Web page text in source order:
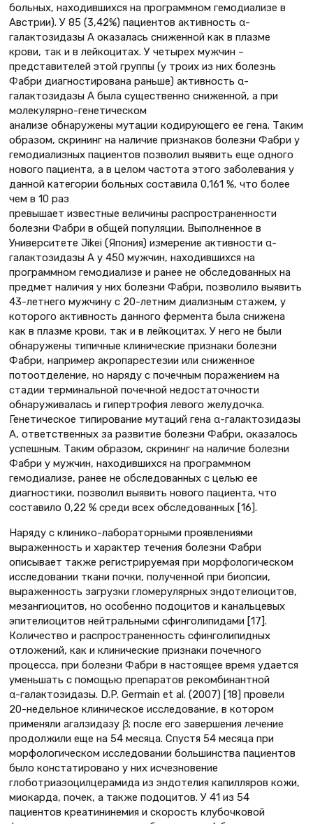
больных, находившихся на программном гемодиализе в
Австрии). У 85 (3,42%) пациентов активность α-
галактозидазы А оказалась сниженной как в плазме
крови, так и в лейкоцитах. У четырех мужчин –
представителей этой группы (у троих из них болезнь
Фабри диагностирована раньше) активность α-
галактозидазы А была существенно сниженной, а при
молекулярно-генетическом
анализе обнаружены мутации кодирующего ее гена. Таким
образом, скрининг на наличие признаков болезни Фабри у
гемодиализных пациентов позволил выявить еще одного
нового пациента, а в целом частота этого заболевания у
данной категории больных составила 0,161 %, что более
чем в 10 раз
превышает известные величины распространенности
болезни Фабри в общей популяции. Выполненное в
Университете Jikei (Япония) измерение активности α-
галактозидазы А у 450 мужчин, находившихся на
программном гемодиализе и ранее не обследованных на
предмет наличия у них болезни Фабри, позволило выявить
43-летнего мужчину с 20-летним диализным стажем, у
которого активность данного фермента была снижена
как в плазме крови, так и в лейкоцитах. У него не были
обнаружены типичные клинические признаки болезни
Фабри, например акропарестезии или сниженное
потоотделение, но наряду с почечным поражением на
стадии терминальной почечной недостаточности
обнаруживалась и гипертрофия левого желудочка.
Генетическое типирование мутаций гена α-галактозидазы
А, ответственных за развитие болезни Фабри, оказалось
успешным. Таким образом, скрининг на наличие болезни
Фабри у мужчин, находившихся на программном
гемодиализе, ранее не обследованных с целью ее
диагностики, позволил выявить нового пациента, что
составило 0,22 % среди всех обследованных [16].
Наряду с клинико-лабораторными проявлениями
выраженность и характер течения болезни Фабри
описывает также регистрируемая при морфологическом
исследовании ткани почки, полученной при биопсии,
выраженность загрузки гломерулярных эндотелиоцитов,
мезангиоцитов, но особенно подоцитов и канальцевых
эпителиоцитов нейтральными сфинголипидами [17].
Количество и распространенность сфинголипидных
отложений, как и клинические признаки почечного
процесса, при болезни Фабри в настоящее время удается
уменьшать с помощью препаратов рекомбинантной
α-галактозидазы. D.P. Germain et al. (2007) [18] провели
20-недельное клиническое исследование, в котором
применяли агалзидазу β; после его завершения лечение
продолжили еще на 54 месяца. Спустя 54 месяца при
морфологическом исследовании большинства пациентов
было констатировано у них исчезновение
глоботриазоцилцерамида из эндотелия капилляров кожи,
миокарда, почек, а также подоцитов. У 41 из 54
пациентов креатининемия и скорость клубочковой